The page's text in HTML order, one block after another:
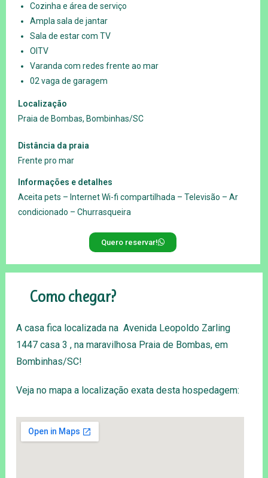
Cozinha e área de serviço
Ampla sala de jantar
Sala de estar com TV
OITV
Varanda com redes frente ao mar
02 vaga de garagem
Localização
Praia de Bombas, Bombinhas/SC
Distância da praia
Frente pro mar
Informações e detalhes
Aceita pets – Internet Wi-fi compartilhada – Televisão – Ar
condicionado – Churrasqueira
Quero reservar!
Como chegar?
A casa fica localizada na Avenida Leopoldo Zarling
1447 casa 3 , na maravilhosa Praia de Bombas, em
Bombinhas/SC!
Veja no mapa a localização exata desta hospedagem: